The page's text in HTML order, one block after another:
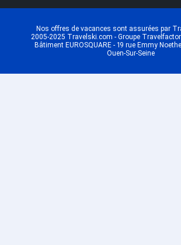
Nos offres de vacances sont assurées par
2005-2025 Travelski.com - Groupe
Bâtiment EUROSQUARE - 19 rue Emmy
Ouen-Sur-Seine